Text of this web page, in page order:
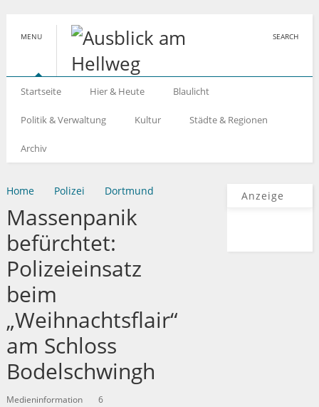
MENU SEARCH
Startseite Hier & Heute Blaulicht
Politik & Verwaltung Kultur Städte & Regionen
Archiv
Home Polizei Dortmund
Massenpanik
befürchtet:
Polizeieinsatz
beim
„Weihnachtsflair“
am Schloss
Bodelschwingh
Medieninformation
6
Anzeige